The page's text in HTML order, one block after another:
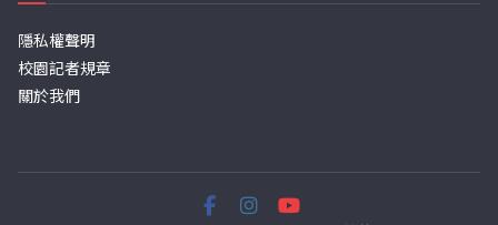
隱私權聲明
校園記者規章
關於我們